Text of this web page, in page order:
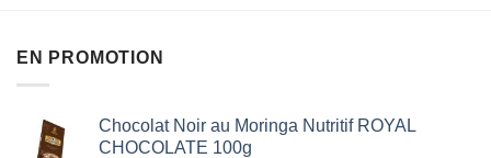
EN PROMOTION
Chocolat Noir au Moringa Nutritif ROYAL
CHOCOLATE 100g